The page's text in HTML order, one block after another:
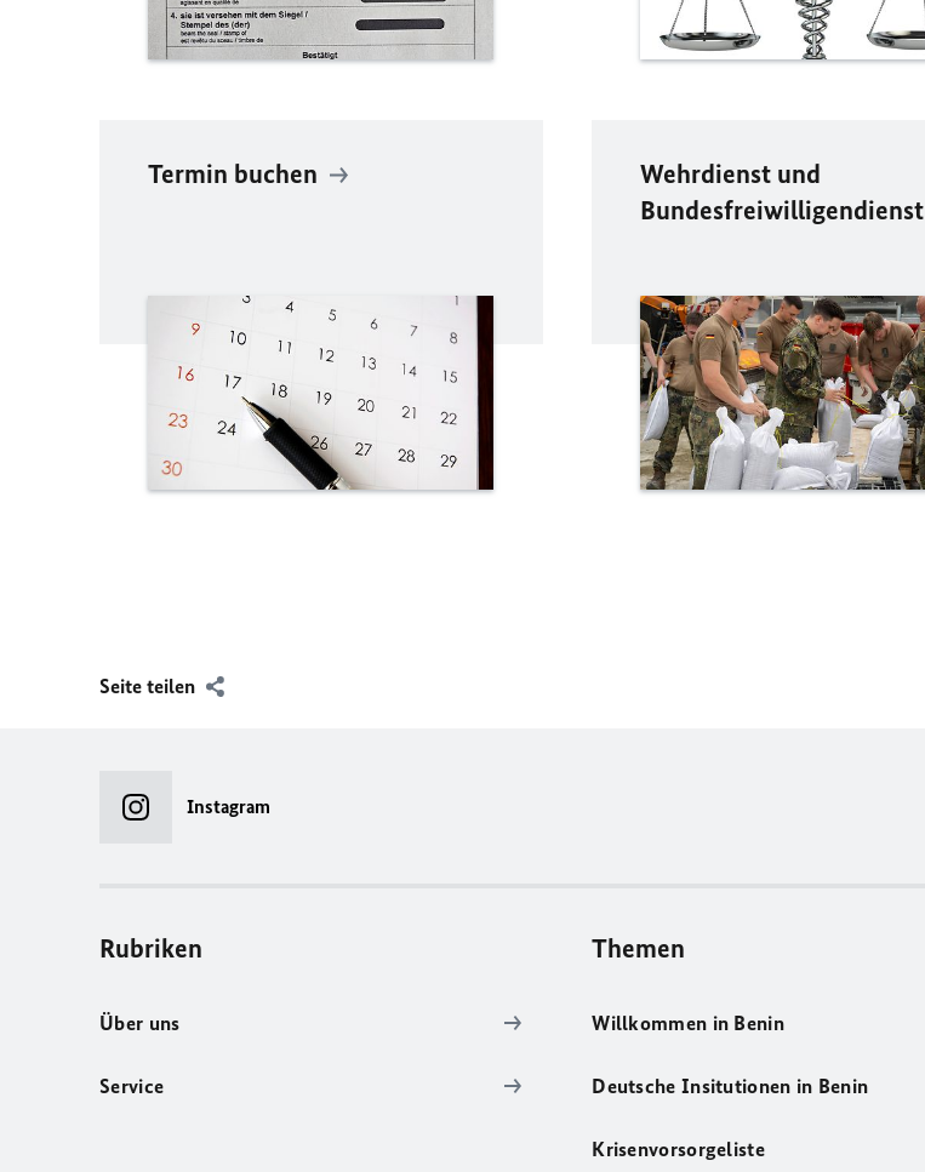
Termin buchen
Wehrdienst und
Bundesfreiwilligendienst
Seite teilen
Instagram
Rubriken
Über uns
Service
Themen
Willkommen in Benin
Deutsche Insitutionen in Benin
Krisenvorsorgeliste